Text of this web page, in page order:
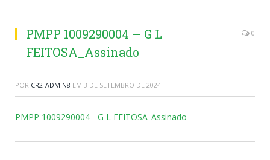
PMPP 1009290004 – G L
FEITOSA_Assinado
0
POR CR2-ADMIN8 EM 3 DE SETEMBRO DE 2024
PMPP 1009290004 - G L FEITOSA_Assinado